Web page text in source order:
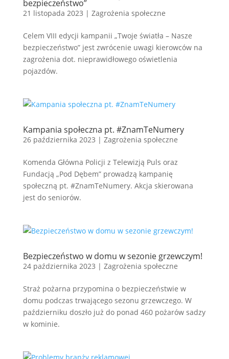
bezpieczeństwo”
21 listopada 2023 | Zagrożenia społeczne
Celem VIII edycji kampanii „Twoje światła – Nasze
bezpieczeństwo” jest zwrócenie uwagi kierowców na
zagrożenia dot. nieprawidłowego oświetlenia
pojazdów.
Kampania społeczna pt. #ZnamTeNumery
26 października 2023 | Zagrożenia społeczne
Komenda Główna Policji z Telewizją Puls oraz
Fundacją „Pod Dębem” prowadzą kampanię
społeczną pt. #ZnamTeNumery. Akcja skierowana
jest do seniorów.
Bezpieczeństwo w domu w sezonie grzewczym!
24 października 2023 | Zagrożenia społeczne
Straż pożarna przypomina o bezpieczeństwie w
domu podczas trwającego sezonu grzewczego. W
październiku doszło już do ponad 460 pożarów sadzy
w kominie.